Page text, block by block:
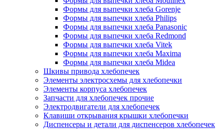
Формы для выпечки хлеба Gorenje
Формы для выпечки хлеба Philips
Формы для выпечки хлеба Panasonic
Формы для выпечки хлеба Redmond
Формы для выпечки хлеба Vitek
Формы для выпечки хлеба Maxima
Формы для выпечки хлеба Midea
Шкивы привода хлебопечек
Элементы электросхемы для хлебопечки
Элементы корпуса хлебопечек
Запчасти для хлебопечек прочие
Электродвигатели для хлебопечек
Клавиши открывания крышки хлебопечки
Диспенсеры и детали для диспенсеров хлебопечек